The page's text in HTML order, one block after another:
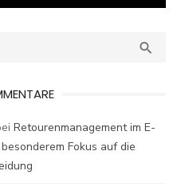

Retourenmanagement im E-
Fokus auf die